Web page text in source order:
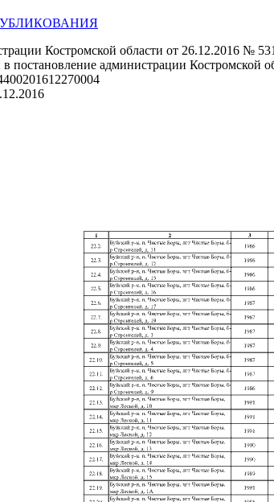
Костромской области от 26.12.2016 №
постановление администрации Костромской